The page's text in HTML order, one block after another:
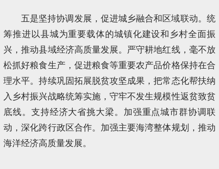
五是坚持协调发展，促进城乡融合和区域联动。统
筹推进以县城为重要载体的城镇化建设和乡村全面振
兴，推动县域经济高质量发展。严守耕地红线，毫不放
松抓好粮食生产，促进粮食等重要农产品价格保持在合
理水平。持续巩固拓展脱贫攻坚成果，把常态化帮扶纳
入乡村振兴战略统筹实施，守牢不发生规模性返贫致贫
底线。支持经济大省挑大梁。加强重点城市群协调联
动，深化跨行政区合作。加强主要海湾整体规划，推动
海洋经济高质量发展。